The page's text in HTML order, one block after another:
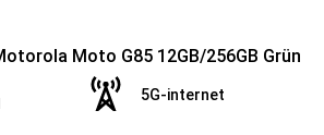
Moto G85 12GB/256GB Grün
5G-internet